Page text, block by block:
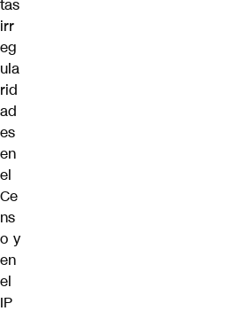
tas
irr
eg
ula
rid
ad
es
en
el
Ce
ns
o y
en
el
IP